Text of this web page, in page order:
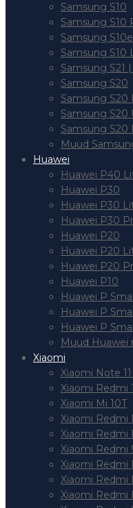
Samsung S10
Samsung S10
Samsung S10e
Samsung S10
Samsung S21
Samsung S20
Samsung S20
Samsung S20
Samsung S20
Muud
Huawei
Huawei P40
Huawei P30
Huawei P30
Huawei P30
Huawei P20
Huawei P20
Huawei P20
Huawei P10
Huawei P
Huawei P
Huawei P
Muud Huawei
Xiaomi
Xiaomi Note
Xiaomi Redmi
Xiaomi Mi 10T
Xiaomi Redmi
Xiaomi Redmi
Xiaomi Redmi
Xiaomi Redmi
Xiaomi Redmi
Xiaomi Redmi